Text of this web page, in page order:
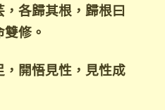
各歸其根，歸根曰
修。
開悟見性，見性成